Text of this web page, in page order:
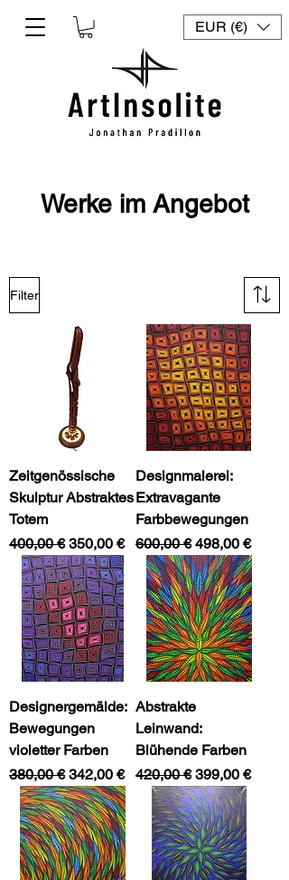
EUR (€)
Werke im Angebot
Filter
Zeitgenössische
Skulptur Abstraktes
Totem
Standardpreis
400,00 € Sale-Preis
350,00 €
Designmalerei:
Extravagante
Farbbewegungen
Standardpreis
600,00 € Sale-Preis
498,00 €
Designergemälde:
Bewegungen
violetter Farben
Standardpreis
380,00 € Sale-Preis
342,00 €
Abstrakte
Leinwand:
Blühende Farben
Standardpreis
420,00 € Sale-Preis
399,00 €